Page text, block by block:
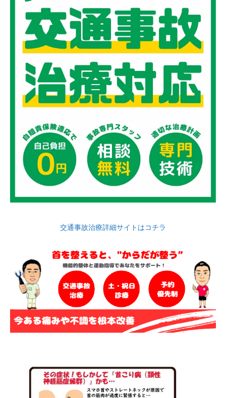
交通事故治療詳細サイトはコチラ